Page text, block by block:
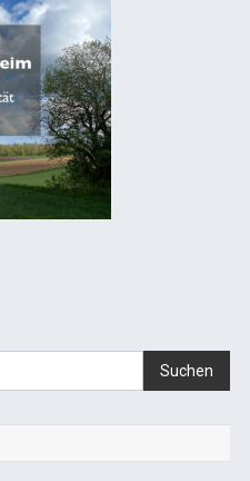
Suchen